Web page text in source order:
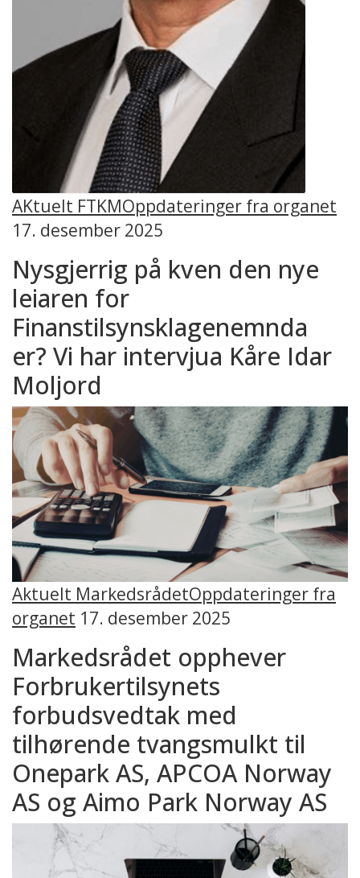
AKtuelt FTKMOppdateringer fra organet
17. desember 2025
Nysgjerrig på kven den nye
leiaren for
Finanstilsynsklagenemnda
er? Vi har intervjua Kåre Idar
Moljord
Aktuelt MarkedsrådetOppdateringer fra
organet 17. desember 2025
Markedsrådet opphever
Forbrukertilsynets
forbudsvedtak med
tilhørende tvangsmulkt til
Onepark AS, APCOA Norway
AS og Aimo Park Norway AS